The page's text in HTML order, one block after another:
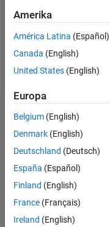
Follow
Nachricht
Empfehlungen
Please
login
to
this
person
in
Amerika
América Latina (Español)
Canada (English)
United States (English)
Europa
Belgium (English)
Denmark (English)
Deutschland (Deutsch)
España (Español)
Finland (English)
France (Français)
Ireland (English)